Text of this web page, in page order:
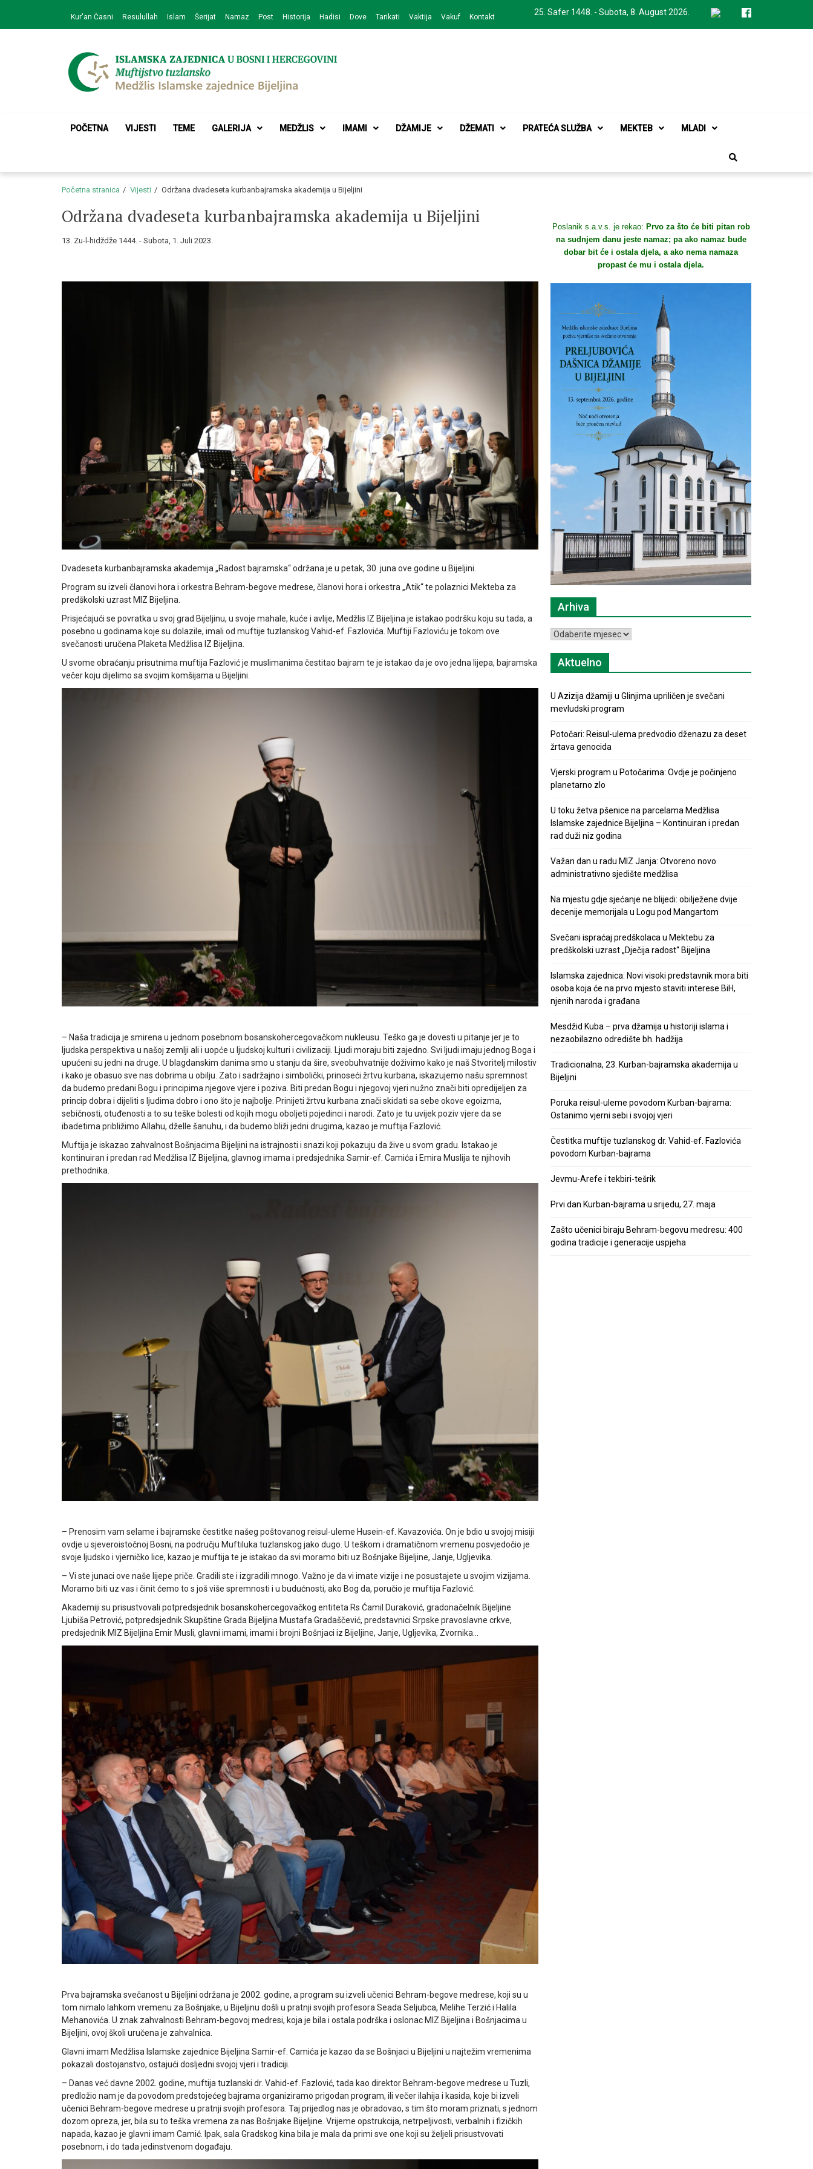
navigation
content
25. Safer 1448. - Subota, 8. August 2026.
Kur'an Časni Resulullah Islam Šerijat Namaz Post Historija Hadisi Dove Tarikati Vaktija Vakuf Kontakt
Medžlis Islamske zajednice Bijeljina
POČETNA VIJESTI TEME GALERIJA MEDŽLIS IMAMI DŽAMIJE DŽEMATI PRATEĆA SLUŽBA MEKTEB MLADI
Početna stranica Vijesti Održana dvadeseta kurbanbajramska akademija u Bijeljini
Održana dvadeseta kurbanbajramska akademija u Bijeljini
13. Zu-l-hidždže 1444. - Subota, 1. Juli 2023.
Dvadeseta kurbanbajramska akademija „Radost bajramska“ održana je u petak, 30. juna ove godine u Bijeljini.
Program su izveli članovi hora i orkestra Behram-begove medrese, članovi hora i orkestra „Atik“ te polaznici Mekteba za
predškolski uzrast MIZ Bijeljina.
Prisjećajući se povratka u svoj grad Bijeljinu, u svoje mahale, kuće i avlije, Medžlis IZ Bijeljina je istakao podršku koju su tada, a
posebno u godinama koje su dolazile, imali od muftije tuzlanskog Vahid-ef. Fazlovića. Muftiji Fazloviću je tokom ove
svečanosti uručena Plaketa Medžlisa IZ Bijeljina.
U svome obraćanju prisutnima muftija Fazlović je muslimanima čestitao bajram te je istakao da je ovo jedna lijepa, bajramska
večer koju dijelimo sa svojim komšijama u Bijeljini.
– Naša tradicija je smirena u jednom posebnom bosanskohercegovačkom nukleusu. Teško ga je dovesti u pitanje jer je to
ljudska perspektiva u našoj zemlji ali i uopće u ljudskoj kulturi i civilizaciji. Ljudi moraju biti zajedno. Svi ljudi imaju jednog Boga i
upućeni su jedni na druge. U blagdanskim danima smo u stanju da šire, sveobuhvatnije doživimo kako je naš Stvoritelj milostiv
i kako je obasuo sve nas dobrima u obilju. Zato i sadržajno i simbolički, prinoseći žrtvu kurbana, iskazujemo našu spremnost
da budemo predani Bogu i principima njegove vjere i poziva. Biti predan Bogu i njegovoj vjeri nužno znači biti opredijeljen za
princip dobra i dijeliti s ljudima dobro i ono što je najbolje. Prinijeti žrtvu kurbana znači skidati sa sebe okove egoizma,
sebičnosti, otuđenosti a to su teške bolesti od kojih mogu oboljeti pojedinci i narodi. Zato je tu uvijek poziv vjere da se
ibadetima približimo Allahu, dželle šanuhu, i da budemo bliži jedni drugima, kazao je muftija Fazlović.
Muftija je iskazao zahvalnost Bošnjacima Bijeljini na istrajnosti i snazi koji pokazuju da žive u svom gradu. Istakao je
kontinuiran i predan rad Medžlisa IZ Bijeljina, glavnog imama i predsjednika Samir-ef. Camića i Emira Muslija te njihovih
prethodnika.
– Prenosim vam selame i bajramske čestitke našeg poštovanog reisul-uleme Husein-ef. Kavazovića. On je bdio u svojoj misiji
ovdje u sjeveroistočnoj Bosni, na području Muftiluka tuzlanskog jako dugo. U teškom i dramatičnom vremenu posvjedočio je
svoje ljudsko i vjerničko lice, kazao je muftija te je istakao da svi moramo biti uz Bošnjake Bijeljine, Janje, Ugljevika.
– Vi ste junaci ove naše lijepe priče. Gradili ste i izgradili mnogo. Važno je da vi imate vizije i ne posustajete u svojim vizijama.
Moramo biti uz vas i činit ćemo to s još više spremnosti i u budućnosti, ako Bog da, poručio je muftija Fazlović.
Akademiji su prisustvovali potpredsjednik bosanskohercegovačkog entiteta Rs Ćamil Duraković, gradonačelnik Bijeljine
Ljubiša Petrović, potpredsjednik Skupštine Grada Bijeljina Mustafa Gradaščević, predstavnici Srpske pravoslavne crkve,
predsjednik MIZ Bijeljina Emir Musli, glavni imami, imami i brojni Bošnjaci iz Bijeljine, Janje, Ugljevika, Zvornika…
Prva bajramska svečanost u Bijeljini održana je 2002. godine, a program su izveli učenici Behram-begove medrese, koji su u
tom nimalo lahkom vremenu za Bošnjake, u Bijeljinu došli u pratnji svojih profesora Seada Seljubca, Melihe Terzić i Halila
Mehanovića. U znak zahvalnosti Behram-begovoj medresi, koja je bila i ostala podrška i oslonac MIZ Bijeljina i Bošnjacima u
Bijeljini, ovoj školi uručena je zahvalnica.
Glavni imam Medžlisa Islamske zajednice Bijeljina Samir-ef. Camića je kazao da se Bošnjaci u Bijeljini u najtežim vremenima
pokazali dostojanstvo, ostajući dosljedni svojoj vjeri i tradiciji.
– Danas već davne 2002. godine, muftija tuzlanski dr. Vahid-ef. Fazlović, tada kao direktor Behram-begove medrese u Tuzli,
predložio nam je da povodom predstojećeg bajrama organiziramo prigodan program, ili večer ilahija i kasida, koje bi izveli
učenici Behram-begove medrese u pratnji svojih profesora. Taj prijedlog nas je obradovao, s tim što moram priznati, s jednom
dozom opreza, jer, bila su to teška vremena za nas Bošnjake Bijeljine. Vrijeme opstrukcija, netrpeljivosti, verbalnih i fizičkih
napada, kazao je glavni imam Camić. Ipak, sala Gradskog kina bila je mala da primi sve one koji su željeli prisustvovati
posebnom, i do tada jedinstvenom događaju.
Poslanik s.a.v.s. je rekao: Prvo za što će biti pitan rob
na sudnjem danu jeste namaz; pa ako namaz bude
dobar bit će i ostala djela, a ako nema namaza
propast će mu i ostala djela.
Arhiva
Arhiva
Aktuelno
U Azizija džamiji u Glinjima upriličen je svečani
mevludski program
Potočari: Reisul-ulema predvodio dženazu za deset
žrtava genocida
Vjerski program u Potočarima: Ovdje je počinjeno
planetarno zlo
U toku žetva pšenice na parcelama Medžlisa
Islamske zajednice Bijeljina – Kontinuiran i predan
rad duži niz godina
Važan dan u radu MIZ Janja: Otvoreno novo
administrativno sjedište medžlisa
Na mjestu gdje sjećanje ne blijedi: obilježene dvije
decenije memorijala u Logu pod Mangartom
Svečani ispraćaj predškolaca u Mektebu za
predškolski uzrast „Dječija radost“ Bijeljina
Islamska zajednica: Novi visoki predstavnik mora biti
osoba koja će na prvo mjesto staviti interese BiH,
njenih naroda i građana
Mesdžid Kuba – prva džamija u historiji islama i
nezaobilazno odredište bh. hadžija
Tradicionalna, 23. Kurban-bajramska akademija u
Bijeljini
Poruka reisul-uleme povodom Kurban-bajrama:
Ostanimo vjerni sebi i svojoj vjeri
Čestitka muftije tuzlanskog dr. Vahid-ef. Fazlovića
povodom Kurban-bajrama
Jevmu-Arefe i tekbiri-tešrik
Prvi dan Kurban-bajrama u srijedu, 27. maja
Zašto učenici biraju Behram-begovu medresu: 400
godina tradicije i generacije uspjeha